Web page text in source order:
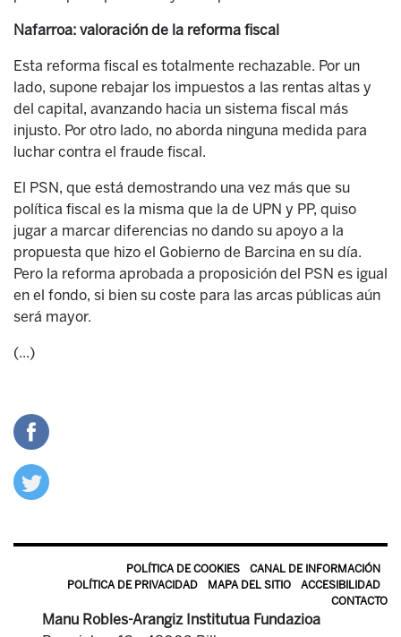
Nafarroa: valoración de la reforma fiscal
Esta reforma fiscal es totalmente rechazable. Por un
lado, supone rebajar los impuestos a las rentas altas y
del capital, avanzando hacia un sistema fiscal más
injusto. Por otro lado, no aborda ninguna medida para
luchar contra el fraude fiscal.
El PSN, que está demostrando una vez más que su
política fiscal es la misma que la de UPN y PP, quiso
jugar a marcar diferencias no dando su apoyo a la
propuesta que hizo el Gobierno de Barcina en su día.
Pero la reforma aprobada a proposición del PSN es igual
en el fondo, si bien su coste para las arcas públicas aún
será mayor.
(...)
POLÍTICA DE COOKIES
CANAL DE INFORMACIÓN
POLÍTICA DE PRIVACIDAD
MAPA DEL SITIO
ACCESIBILIDAD
CONTACTO
Manu Robles-Arangiz Institutua Fundazioa